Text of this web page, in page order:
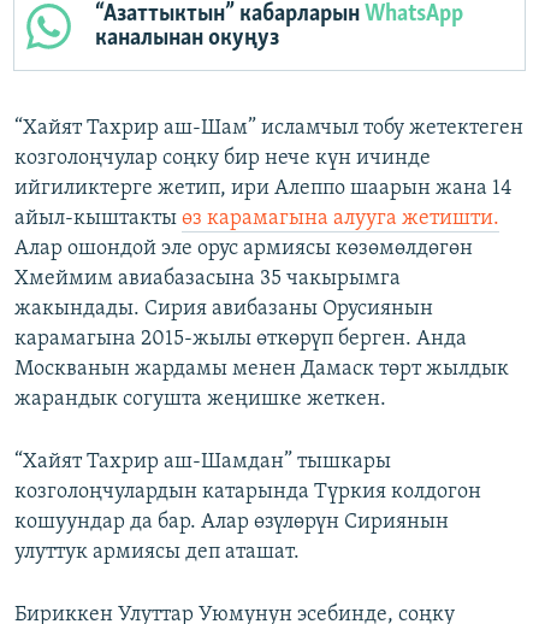
“Азаттыктын” кабарларынWhatsApp
каналынан окуңуз
“Хайят Тахрир аш-Шам” исламчыл тобу жетектеген
козголоңчулар соңку бир нече күн ичинде
ийгиликтерге жетип, ири Алеппо шаарын жана 14
айыл-кыштакты өз карамагына алууга жетишти.
Алар ошондой эле орус армиясы көзөмөлдөгөн
Хмеймим авиабазасына 35 чакырымга
жакындады. Сирия авибазаны Орусиянын
карамагына 2015-жылы өткөрүп берген. Анда
Москванын жардамы менен Дамаск төрт жылдык
жарандык согушта жеңишке жеткен.
“Хайят Тахрир аш-Шамдан” тышкары
козголоңчулардын катарында Түркия колдогон
кошуундар да бар. Алар өзүлөрүн Сириянын
улуттук армиясы деп аташат.
Бириккен Улуттар Уюмунун эсебинде, соңку